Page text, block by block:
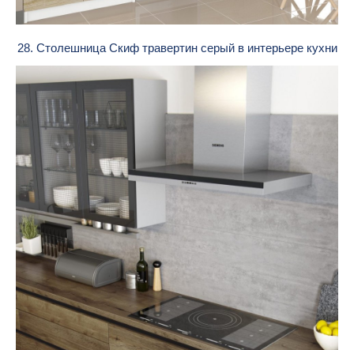
28. Столешница Скиф травертин серый в интерьере кухни